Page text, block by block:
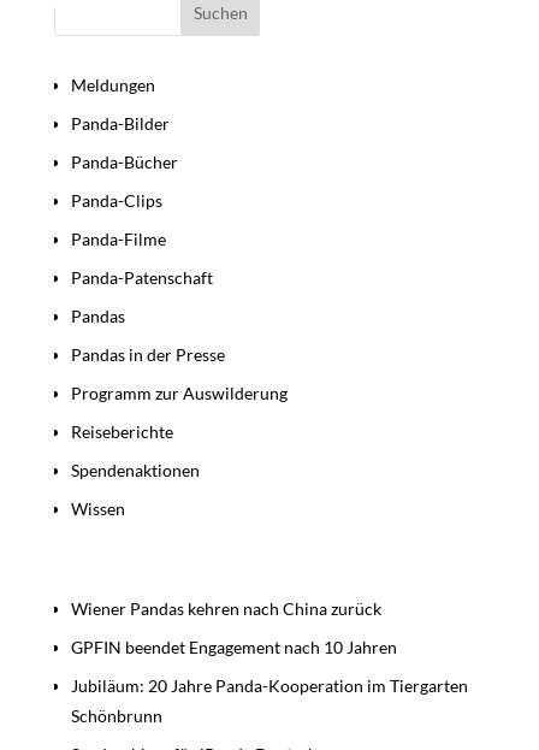
Meldungen
Panda-Bilder
Panda-Bücher
Panda-Clips
Panda-Filme
Panda-Patenschaft
Pandas
Pandas in der Presse
Programm zur Auswilderung
Reiseberichte
Spendenaktionen
Wissen
Wiener Pandas kehren nach China zurück
GPFIN beendet Engagement nach 10 Jahren
Jubiläum: 20 Jahre Panda-Kooperation im Tiergarten
Schönbrunn